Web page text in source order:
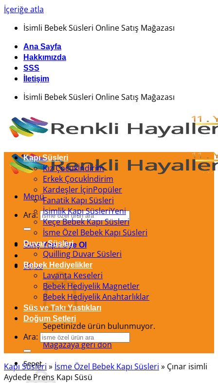
İçeriğe atla
İsimli Bebek Süsleri Online Satış Mağazası
Ana Sayfa
Hakkımızda
SSS
İletişim
İsimli Bebek Süsleri Online Satış Mağazası
Menü
Ara:
Giriş Yap / Üye Ol
₺0,00
Sepetinizde ürün bulunmuyor.
Mağazaya geri dön
Sepet
Kapı Süsleri
Kız Çocuk
Erkek Çocuk
Kardeşler İçin
Fanatik Kapı Süsleri
İsimlik Kapı Süsleri
Keçe Bebek Kapı Süsleri
İsme Özel Bebek Kapı Süsleri
Duvar Süsleri
Quilling Duvar Süsleri
Bebek Hediyelikler
Lavanta Keseleri
Bebek Hediyelik Magnetler
Bebek Hediyelik Anahtarlıklar
Süs ve Takı Yastıkları
Doğum Setleri
Ara:
Kapı Süsleri » İsme Özel Bebek Kapı Süsleri » Çınar isimli
Aydede Prens Kapı Süsü